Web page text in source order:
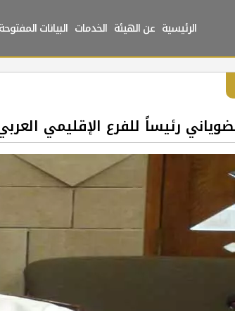
الرئيسية عن الهيئة الخدمات البيانات المفتوحة
رئيساً للفرع الإقليمي